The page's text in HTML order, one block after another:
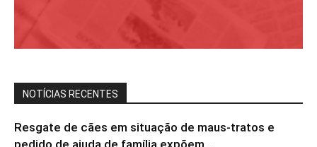
NOTÍCIAS RECENTES
Resgate de cães em situação de maus-tratos e
pedido de ajuda de família expõem...